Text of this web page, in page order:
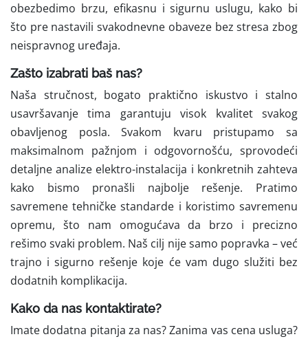
obezbedimo brzu, efikasnu i sigurnu uslugu, kako bi
što pre nastavili svakodnevne obaveze bez stresa zbog
neispravnog uređaja.
Zašto izabrati baš nas?
Naša stručnost, bogato praktično iskustvo i stalno
usavršavanje tima garantuju visok kvalitet svakog
obavljenog posla. Svakom kvaru pristupamo sa
maksimalnom pažnjom i odgovornošću, sprovodeći
detaljne analize elektro-instalacija i konkretnih zahteva
kako bismo pronašli najbolje rešenje. Pratimo
savremene tehničke standarde i koristimo savremenu
opremu, što nam omogućava da brzo i precizno
rešimo svaki problem. Naš cilj nije samo popravka – već
trajno i sigurno rešenje koje će vam dugo služiti bez
dodatnih komplikacija.
Kako da nas kontaktirate?
Imate dodatna pitanja za nas? Zanima vas cena usluga?